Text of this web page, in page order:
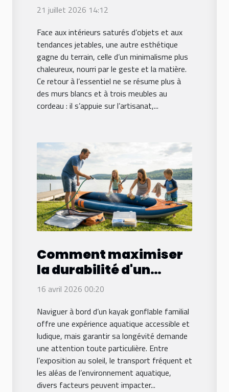
la déco à contre-
21 juillet 2026 14:12
Face aux intérieurs saturés d’objets et aux
tendances jetables, une autre esthétique
gagne du terrain, celle d’un minimalisme plus
chaleureux, nourri par le geste et la matière.
Ce retour à l’essentiel ne se résume plus à
des murs blancs et à trois meubles au
cordeau : il s’appuie sur l’artisanat,...
Comment maximiser
la durabilité d'un
kayak gonflable
16 avril 2026 00:20
Naviguer à bord d’un kayak gonflable familial
offre une expérience aquatique accessible et
ludique, mais garantir sa longévité demande
une attention toute particulière. Entre
l’exposition au soleil, le transport fréquent et
les aléas de l’environnement aquatique,
divers facteurs peuvent impacter...